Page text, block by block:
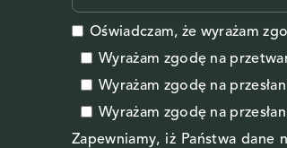
Oświadczam, że wyrażam
Wyrażam zgodę na
Wyrażam zgodę na
Wyrażam zgodę na
Zapewniamy, iż Państwa